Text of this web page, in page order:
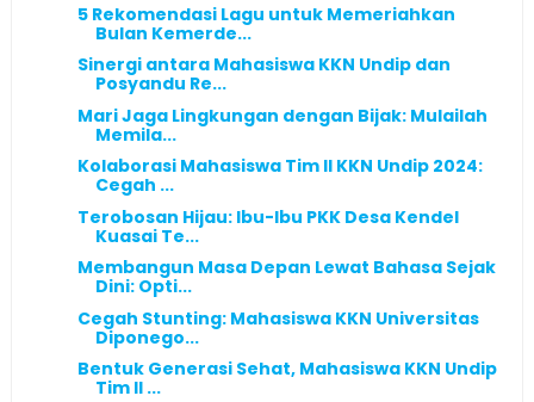
5 Rekomendasi Lagu untuk Memeriahkan
Bulan Kemerde...
Sinergi antara Mahasiswa KKN Undip dan
Posyandu Re...
Mari Jaga Lingkungan dengan Bijak: Mulailah
Memila...
Kolaborasi Mahasiswa Tim II KKN Undip 2024:
Cegah ...
Terobosan Hijau: Ibu-Ibu PKK Desa Kendel
Kuasai Te...
Membangun Masa Depan Lewat Bahasa Sejak
Dini: Opti...
Cegah Stunting: Mahasiswa KKN Universitas
Diponego...
Bentuk Generasi Sehat, Mahasiswa KKN Undip
Tim II ...